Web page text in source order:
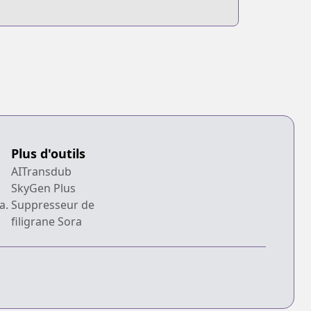
Plus d'outils
AITransdub
SkyGen Plus
Suppresseur de
filigrane Sora